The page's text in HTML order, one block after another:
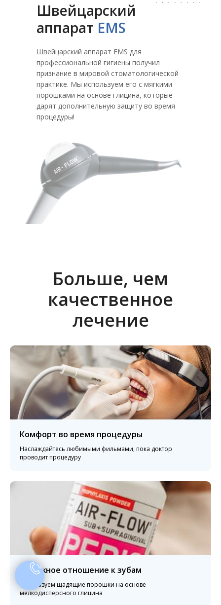
Швейцарский
аппарат EMS
Швейцарский аппарат EMS для
профессиональной гигиены получил
признание в мировой стоматологической
практике. Мы используем его с мягкими
порошками на основе глицина, которые
дарят дополнительную защиту во время
процедуры!
Больше, чем
качественное
лечение
Комфорт во время процедуры
Наслаждайтесь любимыми фильмами, пока доктор
проводит процедуру
Бережное отношение к зубам
Используем щадящие порошки на основе
мелкодисперсного глицина